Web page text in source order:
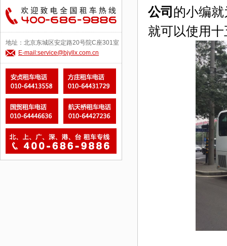
公司 的小编
就可以使用
地址：北京东城区安定路20号院C座301室
E-mail:service@bjyllx.com.cn